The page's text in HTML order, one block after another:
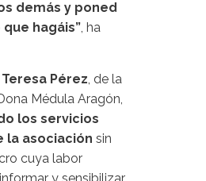
demás y poned
hagáis”, ha
Teresa Pérez, de la
Médula Aragón,
los servicios
la asociación sin
cuya labor